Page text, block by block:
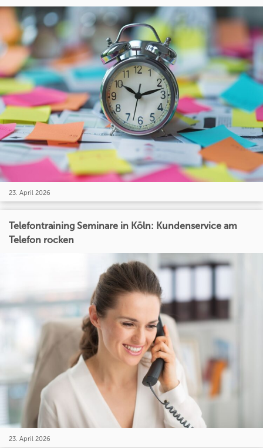
23. April 2026
Telefontraining Seminare in Köln: Kundenservice am
Telefon rocken
23. April 2026